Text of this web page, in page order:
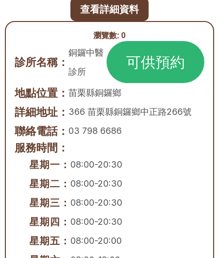
瀏覽數: 0
診所名稱：
銅鑼中醫
診所
可供預約
地點位置： 苗栗縣銅鑼鄉
詳細地址： 366 苗栗縣銅鑼鄉中正路266號
聯絡電話： 03 798 6686
服務時間：
星期一： 08:00-20:30
星期二： 08:00-20:30
星期三： 08:00-20:30
星期四： 08:00-20:30
星期五： 08:00-20:00
查看詳細資料